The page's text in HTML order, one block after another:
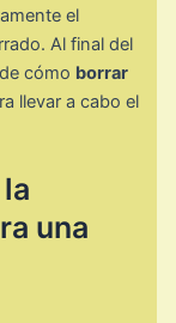
el
Al final del
cómo borrar
llevar a cabo el
una